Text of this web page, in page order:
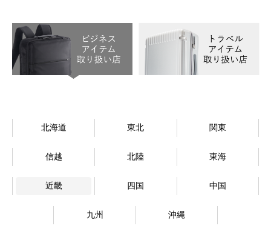
北海道 東北 関東
信越 北陸 東海
近畿 四国 中国
九州 沖縄